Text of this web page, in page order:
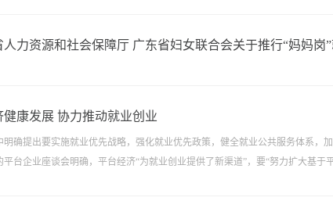
人力资源和社会保障厅 广东省妇女联合会关于推行“妈妈岗”
康发展 协力推动就业创业
明确提出要实施就业优先战略，强化就业优先政策，健全就业公共服务体系，
台企业座谈会明确，平台经济“为就业创业提供了新渠道”，要“努力扩大基于